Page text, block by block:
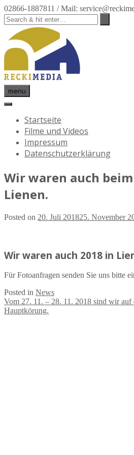
02866-1887811 / Mail:
menu
Startseite
Filme und Videos
Impressum
Datenschutzerklärung
Wir waren auch beim
Lienen.
Posted on 20. Juli 201825. November
Wir waren auch 2018 in
Für Fotoanfragen senden Sie uns bitte
Posted in News
Beitragsnavigation
Vom 27. 11. – 28. 11. 2018 sind wir auf
Hauptkörung.